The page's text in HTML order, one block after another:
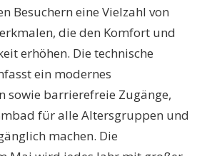
Besuchern eine Vielzahl von
die den Komfort und
erhöhen. Die technische
ein modernes
sowie barrierefreie Zugänge,
für alle Altersgruppen und
machen. Die